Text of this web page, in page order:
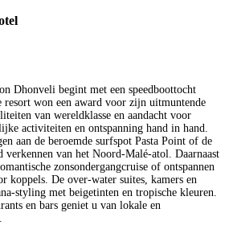
Dhonveli begint met een speedboottocht
won een award voor zijn uitmuntende
van wereldklasse en aandacht voor
activiteiten en ontspanning hand in hand.
aan de beroemde surfspot Pasta Point of de
verkennen van het Noord-Malé-atol. Daarnaast
zonsondergangcruise of ontspannen
koppels. De over-water suites, kamers en
styling met beigetinten en tropische kleuren.
en bars geniet u van lokale en